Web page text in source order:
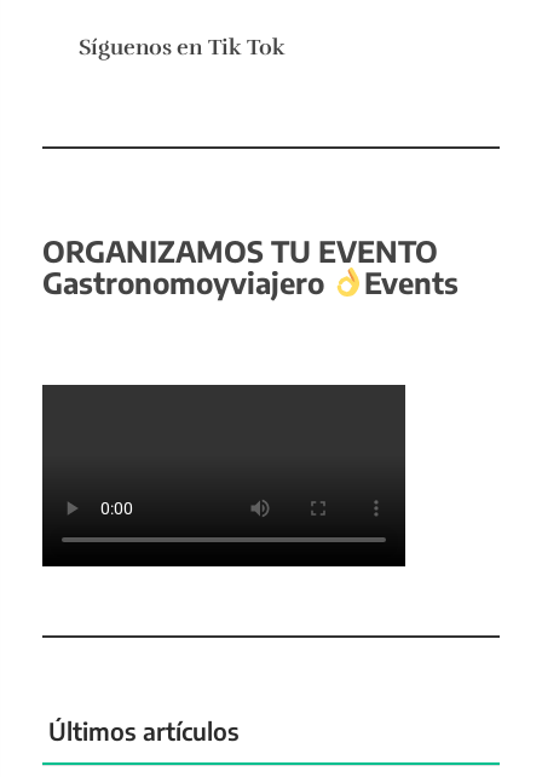
Síguenos en Tik Tok
ORGANIZAMOS TU EVENTO
Gastronomoyviajero
Events
Últimos artículos